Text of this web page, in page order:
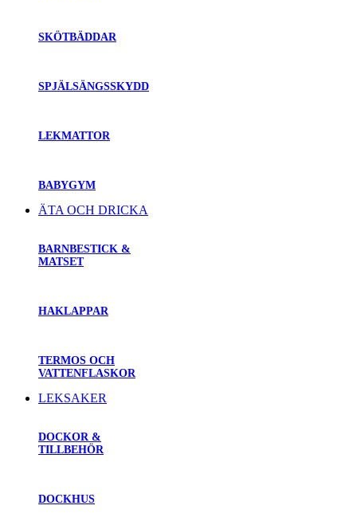
SKÖTBÄDDAR
SPJÄLSÄNGSSKYDD
LEKMATTOR
BABYGYM
ÄTA OCH DRICKA
BARNBESTICK &
MATSET
HAKLAPPAR
TERMOS OCH
VATTENFLASKOR
LEKSAKER
DOCKOR &
TILLBEHÖR
DOCKHUS